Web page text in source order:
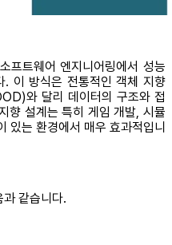
프트웨어 엔지니어링에서 성능
. 이 방식은 전통적인 객체 지향
와 달리 데이터의 구조와 접
향 설계는 특히 게임 개발, 시뮬
있는 환경에서 매우 효과적입니
같습니다.